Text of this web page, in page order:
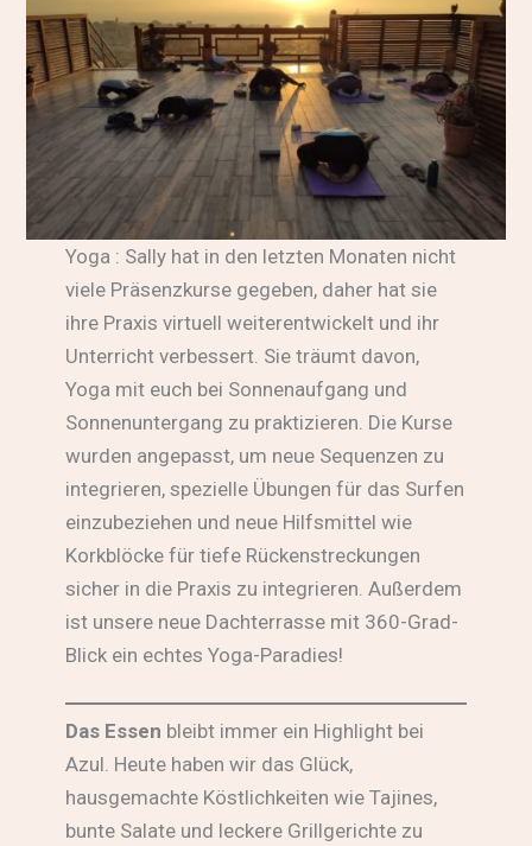
Yoga : Sally hat in den letzten Monaten nicht
viele Präsenzkurse gegeben, daher hat sie
ihre Praxis virtuell weiterentwickelt und ihr
Unterricht verbessert. Sie träumt davon,
Yoga mit euch bei Sonnenaufgang und
Sonnenuntergang zu praktizieren. Die Kurse
wurden angepasst, um neue Sequenzen zu
integrieren, spezielle Übungen für das Surfen
einzubeziehen und neue Hilfsmittel wie
Korkblöcke für tiefe Rückenstreckungen
sicher in die Praxis zu integrieren. Außerdem
ist unsere neue Dachterrasse mit 360-Grad-
Blick ein echtes Yoga-Paradies!
Das Essen bleibt immer ein Highlight bei
Azul. Heute haben wir das Glück,
hausgemachte Köstlichkeiten wie Tajines,
bunte Salate und leckere Grillgerichte zu